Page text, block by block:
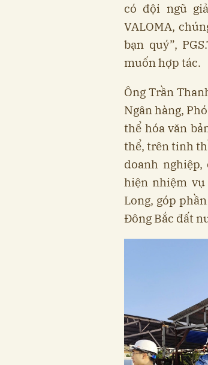
có đội ngũ
VALOMA,
bạn quý”,
muốn hợp tác.
Ông Trần
Ngân hàng,
thể hóa văn
thể, trên tinh
doanh
hiện nhiệm vụ
Long, góp
Đông Bắc đất